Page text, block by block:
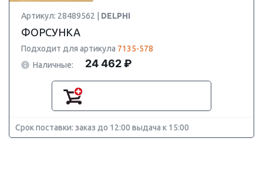
Артикул: 28489562 | DELPHI
ФОРСУНКА
Подходит для артикула 7135-578
Наличные:
24 462 ₽
Срок поставки: заказ до 12:00 выдача к 15:00